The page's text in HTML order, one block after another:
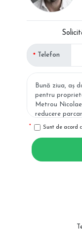
Telefon
Sunt de acord